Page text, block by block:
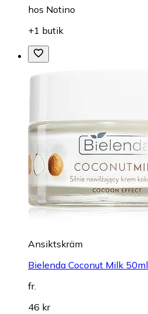
hos Notino
+1 butik
Ansiktskräm
Bielenda Coconut Milk 50ml
fr.
46 kr